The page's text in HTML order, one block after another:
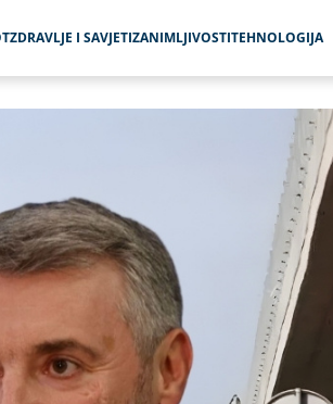
ZDRAVLJE I SAVJETIZANIMLJIVOSTITEHNOLOGIJA